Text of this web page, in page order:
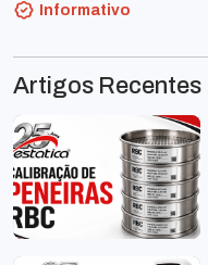
Informativo
Artigos Recentes